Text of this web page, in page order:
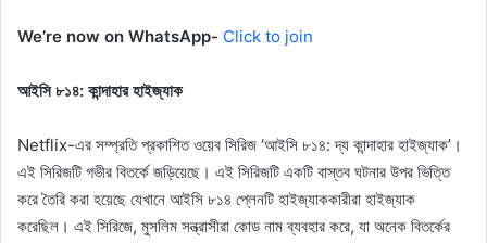
We’re now on WhatsApp- Click to join
আইসি ৮১৪: কান্দাহার হাইজ্যাক
Netflix-এর সম্প্রতি প্রকাশিত ওয়েব সিরিজ ‘আইসি ৮১৪: দ্য কান্দাহার হাইজ্যাক’।
এই সিরিজটি গভীর বিতর্কে জড়িয়েছে। এই সিরিজটি একটি বাস্তব ঘটনার উপর ভিত্তি
করে তৈরি করা হয়েছে যেখানে আইসি ৮১৪ প্লেনটি হাইজ্যাককারীরা হাইজ্যাক
করেছিল। এই সিরিজে, মুসলিম সন্ত্রাসীরা কোড নাম ব্যবহার করে, যা অনেক বিতর্কের